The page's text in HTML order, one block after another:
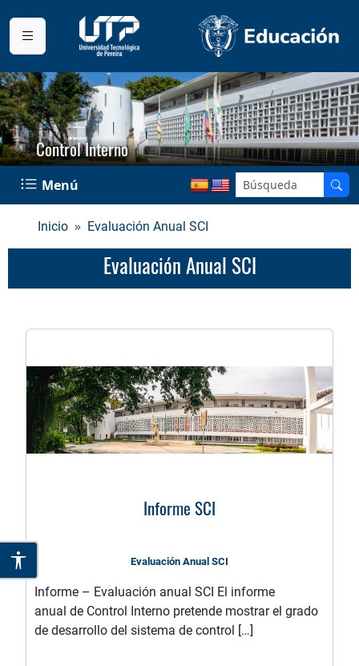
Control Interno
Menú
Inicio Evaluación Anual SCI
Evaluación Anual SCI
Informe SCI
Evaluación Anual SCI
Informe – Evaluación anual SCI El informe
anual de Control Interno pretende mostrar el grado
de desarrollo del sistema de control […]